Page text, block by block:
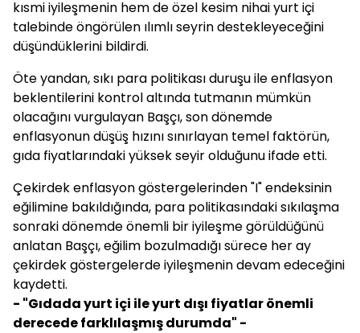
kısmi iyileşmenin hem de özel kesim nihai yurt içi
talebinde öngörülen ılımlı seyrin destekleyeceğini
düşündüklerini bildirdi.
Öte yandan, sıkı para politikası duruşu ile enflasyon
beklentilerini kontrol altında tutmanın mümkün
olacağını vurgulayan Başçı, son dönemde
enflasyonun düşüş hızını sınırlayan temel faktörün,
gıda fiyatlarındaki yüksek seyir olduğunu ifade etti.
Çekirdek enflasyon göstergelerinden "I" endeksinin
eğilimine bakıldığında, para politikasındaki sıkılaşma
sonraki dönemde önemli bir iyileşme görüldüğünü
anlatan Başçı, eğilim bozulmadığı sürece her ay
çekirdek göstergelerde iyileşmenin devam edeceğini
kaydetti.
- "Gıdada yurt içi ile yurt dışı fiyatlar önemli
derecede farklılaşmış durumda" -